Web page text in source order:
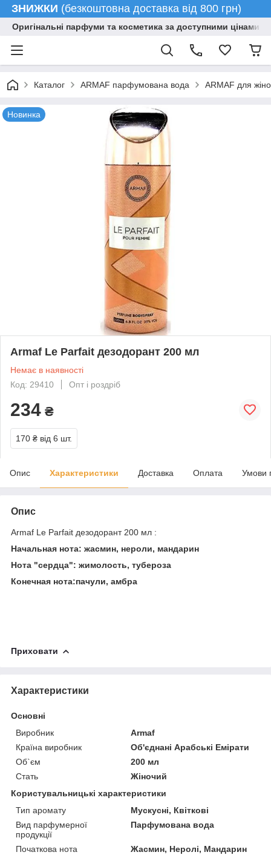
ЗНИЖКИ (безкоштовна доставка від 800 грн)
Оригінальні парфуми та косметика за доступними цінами
Каталог ARMAF парфумована вода ARMAF для
Новинка
Armaf Le Parfait дезодорант 200 мл
Немає в наявності
Код: 29410
Опт і роздріб
234 ₴
170 ₴ від 6 шт.
Опис Характеристики Доставка Оплата Умови
Опис
Armaf Le Parfait дезодорант 200 мл :
Начальная нота: жасмин, нероли, мандарин
Нота "сердца": жимолость, тубероза
Конечная нота:пачули, амбра
Приховати
Характеристики
Основні
Виробник
Armaf
Країна виробник
Об'єднані Арабські Емірати
Об`єм
200 мл
Стать
Жіночий
Користувальницькі характеристики
Тип аромату
Мускусні, Квіткові
Вид парфумерної
продукції
Парфумована вода
Початкова нота
Жасмин, Неролі, Мандарин